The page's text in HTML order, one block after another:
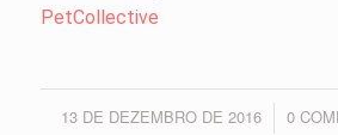
PetCollective
13 DE DEZEMBRO DE 2016
/ 0